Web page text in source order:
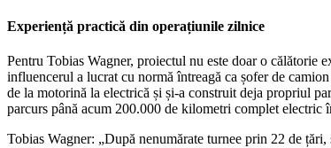
Experiență practică din operațiunile zilnice
Pentru Tobias Wagner, proiectul nu este doar o
influencerul a lucrat cu normă întreagă ca șofer de
de la motorină la electrică și și-a construit deja propriul
parcurs până acum 200.000 de kilometri complet
Tobias Wagner: „După nenumărate turnee prin 22 de